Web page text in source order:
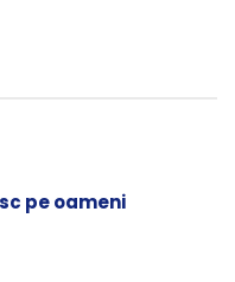
pe oameni